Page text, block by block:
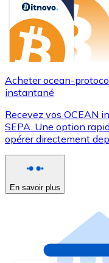
Acheter ocean-
instantané
Recevez vos OCEAN
SEPA. Une option
opérer directement
En savoir plus